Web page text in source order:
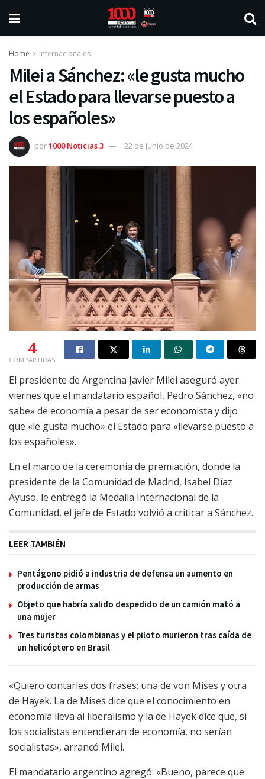
Home Internacionales
Milei a Sánchez: «le gusta mucho
el Estado para llevarse puesto a
los españoles»
por1000 Noticias 3 22 de junio de 2024
4
COMPARTIDAS
El presidente de Argentina Javier Milei aseguró ayer
viernes que el mandatario español, Pedro Sánchez, «no
sabe» de economía a pesar de ser economista y dijo
que «le gusta mucho» el Estado para «llevarse puesto a
los españoles».
En el marco de la ceremonia de premiación, donde la
presidente de la Comunidad de Madrid, Isabel Díaz
Ayuso, le entregó la Medalla Internacional de la
Comunidad, el jefe de Estado volvió a criticar a Sánchez.
LEER TAMBIÉN
Pentágono pidió a industria de defensa un aumento en
producción de armas
Objeto que habría salido despedido de un camión mató a
una mujer
Tres turistas colombianas y el piloto murieron tras caída de
un helicóptero en Brasil
«Quiero contarles dos frases: una de von Mises y otra
de Hayek. La de Mises dice que el conocimiento en
economía lleva al liberalismo y la de Hayek dice que, si
los socialistas entendieran de economía, no serían
socialistas», arrancó Milei.
El mandatario argentino agregó: «Bueno, parece que